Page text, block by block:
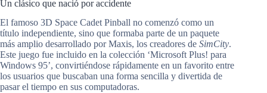
Un clásico que nació por accidente
El famoso 3D Space Cadet Pinball no comenzó como un
título independiente, sino que formaba parte de un paquete
más amplio desarrollado por Maxis, los creadores de SimCity.
Este juego fue incluido en la colección ‘Microsoft Plus! para
Windows 95’, convirtiéndose rápidamente en un favorito entre
los usuarios que buscaban una forma sencilla y divertida de
pasar el tiempo en sus computadoras.